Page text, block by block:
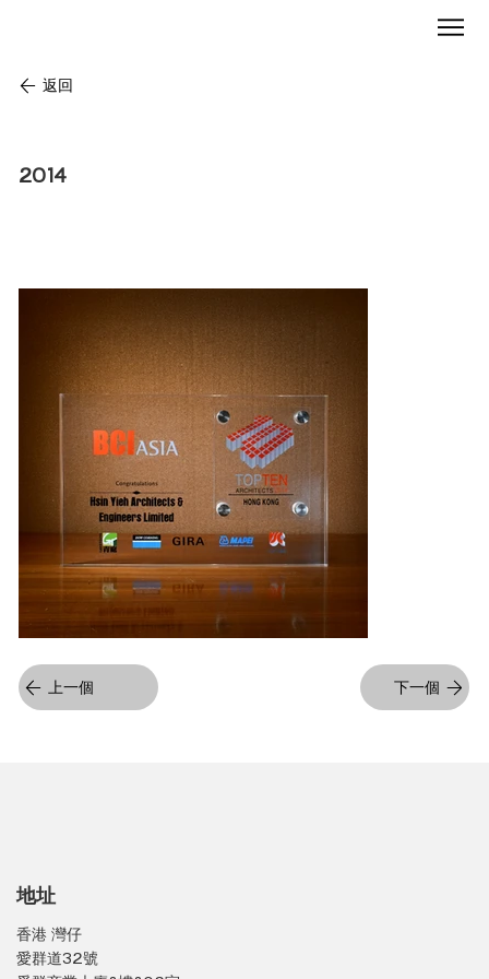
返回
2014
上一個 下一個
地址
香港 灣仔
愛群道32號